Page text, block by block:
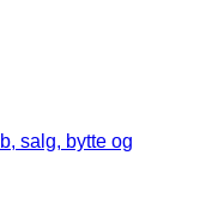
salg, bytte og